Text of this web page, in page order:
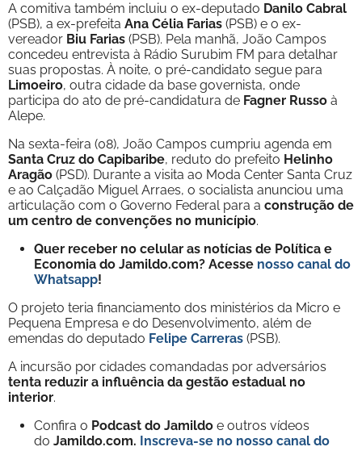
A comitiva também incluiu o ex-deputado Danilo Cabral
(PSB), a ex-prefeita Ana Célia Farias (PSB) e o ex-
vereador Biu Farias (PSB). Pela manhã, João Campos
concedeu entrevista à Rádio Surubim FM para detalhar
suas propostas. À noite, o pré-candidato segue para
Limoeiro, outra cidade da base governista, onde
participa do ato de pré-candidatura de Fagner Russo à
Alepe.
Na sexta-feira (08), João Campos cumpriu agenda em
Santa Cruz do Capibaribe, reduto do prefeito Helinho
Aragão (PSD). Durante a visita ao Moda Center Santa Cruz
e ao Calçadão Miguel Arraes, o socialista anunciou uma
articulação com o Governo Federal para a construção de
um centro de convenções no município.
Quer receber no celular as notícias de Política e
Economia do Jamildo.com? Acesse nosso canal do
Whatsapp!
O projeto teria financiamento dos ministérios da Micro e
Pequena Empresa e do Desenvolvimento, além de
emendas do deputado Felipe Carreras (PSB).
A incursão por cidades comandadas por adversários
tenta reduzir a influência da gestão estadual no
interior.
Confira o Podcast do Jamildo e outros vídeos
do Jamildo.com. Inscreva-se no nosso canal do